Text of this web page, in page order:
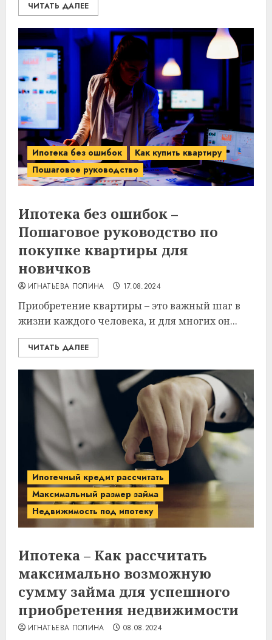
ЧИТАТЬ ДАЛЕЕ
Ипотека без ошибок
Как купить квартиру
Пошаговое руководство
Ипотека без ошибок –
Пошаговое руководство по
покупке квартиры для
новичков
ИГНАТЬЕВА ПОЛИНА 17.08.2024
Приобретение квартиры – это важный шаг в
жизни каждого человека, и для многих он...
ЧИТАТЬ ДАЛЕЕ
Ипотечный кредит рассчитать
Максимальный размер займа
Недвижимость под ипотеку
Ипотека – Как рассчитать
максимально возможную
сумму займа для успешного
приобретения недвижимости
ИГНАТЬЕВА ПОЛИНА 08.08.2024